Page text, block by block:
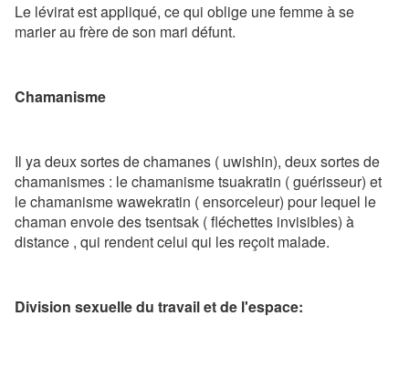
Le lévirat est appliqué, ce qui oblige une femme à se
marier au frère de son mari défunt.
Chamanisme
Il ya deux sortes de chamanes ( uwishin), deux sortes de
chamanismes : le chamanisme tsuakratin ( guérisseur) et
le chamanisme wawekratin ( ensorceleur) pour lequel le
chaman envoie des tsentsak ( fléchettes invisibles) à
distance , qui rendent celui qui les reçoit malade.
Division sexuelle du travail et de l'espace: